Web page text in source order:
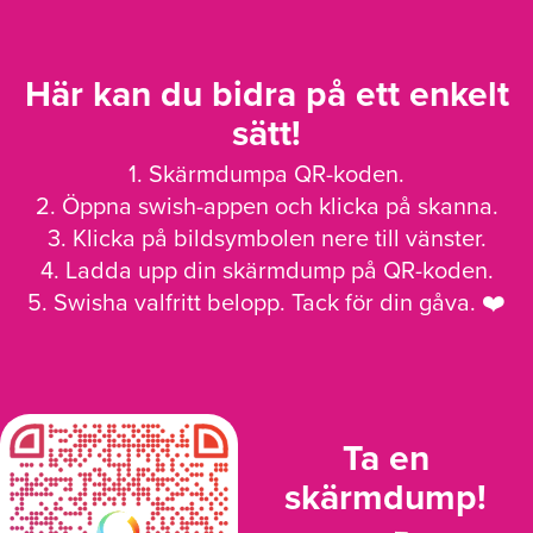
Här kan du bidra på ett enkelt
sätt!
1. Skärmdumpa QR-koden.
2. Öppna swish-appen och klicka på skanna.
3. Klicka på bildsymbolen nere till vänster.
4. Ladda upp din skärmdump på QR-koden.
5. Swisha valfritt belopp. Tack för din gåva. ❤️
Ta en
skärmdump!